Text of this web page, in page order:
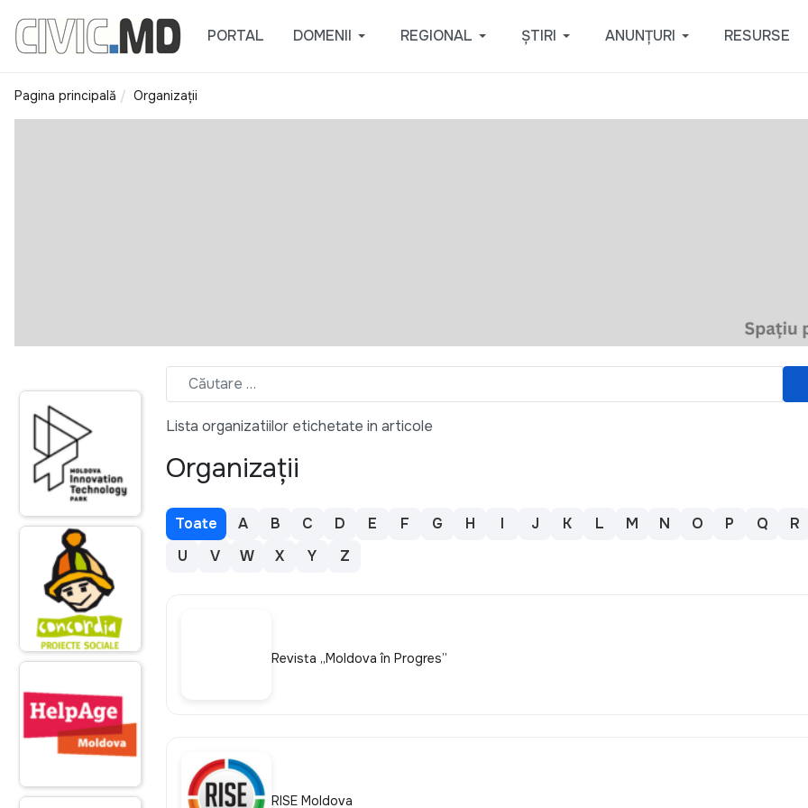
PORTAL DOMENII REGIONAL ȘTIRI ANUNȚURI RESURSE
Pagina principală Organizații
Lista organizatiilor etichetate in articole
Organizații
Toate A B C D E F G H I J K L M N O P Q
R
U
V W X Y Z
Revista „Moldova în Progres”
RISE Moldova